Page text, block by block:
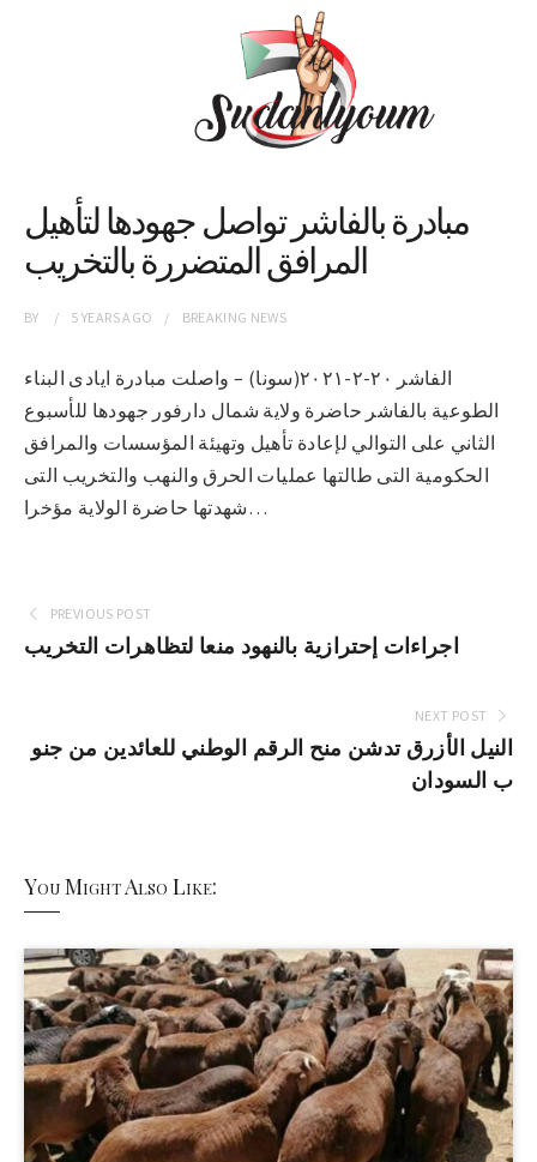
مبادرة بالفاشر تواصل جهودها لتأهيل
المرافق المتضررة بالتخريب
BY 5 YEARSAGO BREAKING NEWS
الفاشر ٢٠-٢-٢٠٢١(سونا) – واصلت مبادرة ايادى البناء
الطوعية بالفاشر حاضرة ولاية شمال دارفور جهودها للأسبوع
الثاني على التوالي لإعادة تأهيل وتهيئة المؤسسات والمرافق
الحكومية التى طالتها عمليات الحرق والنهب والتخريب التى
شهدتها حاضرة الولاية مؤخرا…
PREVIOUS POST
اجراءات إحترازية بالنهود منعا لتظاهرات التخريب
NEXT POST
النيل الأزرق تدشن منح الرقم الوطني للعائدين من جنو
ب السودان
You Might Also Like: